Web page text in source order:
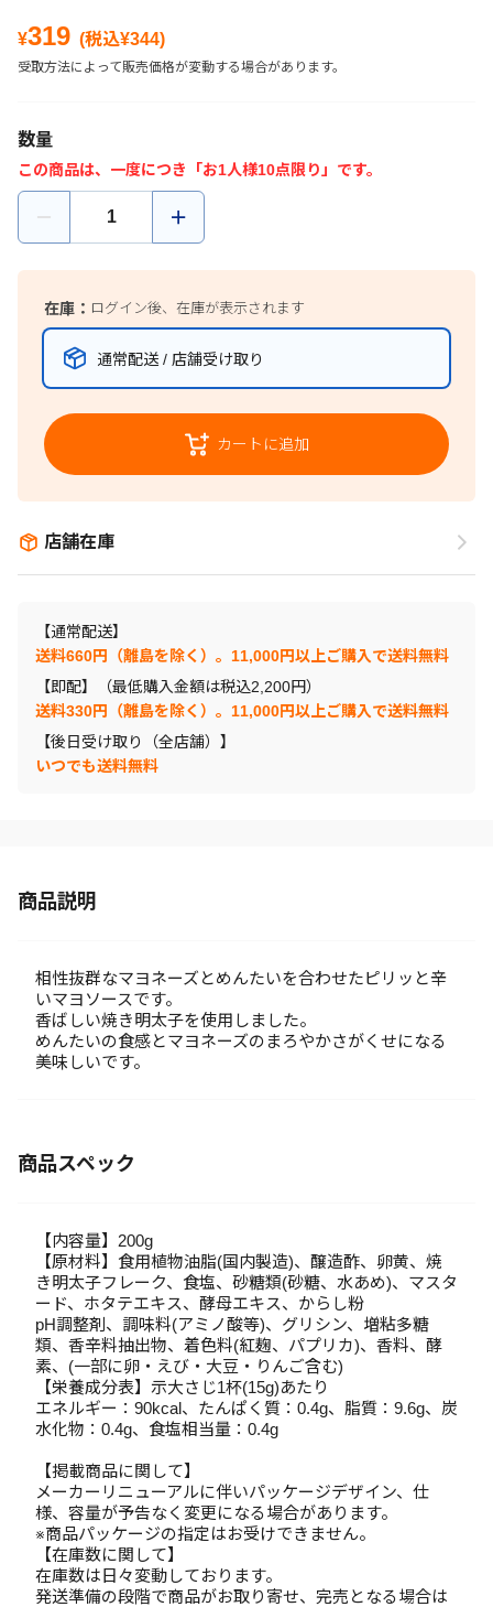
¥319 (税込¥344)
受取方法によって販売価格が変動する場合があります。
数量
この商品は、一度につき「お1人様10点限り」です。
在庫： ログイン後、在庫が表示されます
通常配送 / 店舗受け取り
カートに追加
店舗在庫
【通常配送】
送料660円（離島を除く）。11,000円以上ご購入で送料無料
【即配】（最低購入金額は税込2,200円）
送料330円（離島を除く）。11,000円以上ご購入で送料無料
【後日受け取り（全店舗）】
いつでも送料無料
商品説明
相性抜群なマヨネーズとめんたいを合わせたピリッと辛
いマヨソースです。
香ばしい焼き明太子を使用しました。
めんたいの食感とマヨネーズのまろやかさがくせになる
美味しいです。
商品スペック
【内容量】200g
【原材料】食用植物油脂(国内製造)、醸造酢、卵黄、焼
き明太子フレーク、食塩、砂糖類(砂糖、水あめ)、マスタ
ード、ホタテエキス、酵母エキス、からし粉
pH調整剤、調味料(アミノ酸等)、グリシン、増粘多糖
類、香辛料抽出物、着色料(紅麹、パプリカ)、香料、酵
素、(一部に卵・えび・大豆・りんご含む)
【栄養成分表】示大さじ1杯(15g)あたり
エネルギー：90kcal、たんぱく質：0.4g、脂質：9.6g、炭
水化物：0.4g、食塩相当量：0.4g
【掲載商品に関して】
メーカーリニューアルに伴いパッケージデザイン、仕
様、容量が予告なく変更になる場合があります。
※商品パッケージの指定はお受けできません。
【在庫数に関して】
在庫数は日々変動しております。
発送準備の段階で商品がお取り寄せ、完売となる場合は